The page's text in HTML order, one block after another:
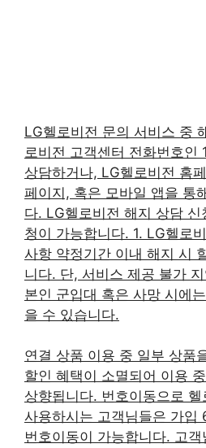
LG헬로비전 문의 서비스 중
로비전 고객센터 전화번호인
상담하거나, LG헬로비전 홈
페이지, 혹은 모바일 앱을 통
다. LG헬로비전 해지 상담
청이 가능합니다. 1. LG헬로
사항 약정기간 이내 해지 시
니다. 단, 서비스 제공 불가
본인 군입대 혹은 사망 시에
을 수 있습니다.
연결 상품 이용 중 일부 상품
할인 혜택이 소멸되어 이용
상향됩니다. 번호이동으로
사용하시는 고객님들은 가입
번호이동이 가능합니다. 고